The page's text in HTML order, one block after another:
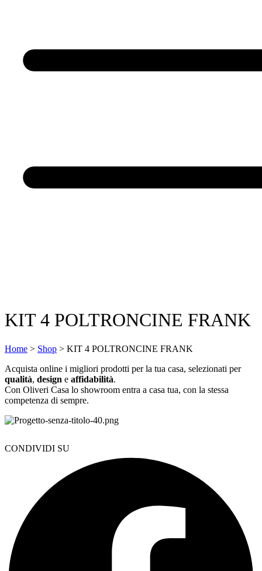
KIT 4 POLTRONCINE FRANK
Home > Shop > KIT 4 POLTRONCINE FRANK
Acquista online i migliori prodotti per la tua casa, selezionati per
qualità, design e affidabilità.
Con Oliveri Casa lo showroom entra a casa tua, con la stessa
competenza di sempre.
CONDIVIDI SU